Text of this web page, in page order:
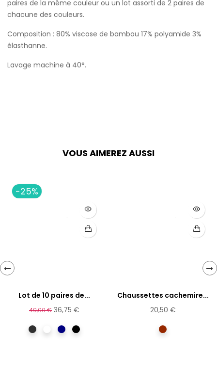
paires de la même couleur ou un lot assorti de 2 paires de
chacune des couleurs.
Composition : 80% viscose de bambou 17% polyamide 3%
élasthanne.
Lavage machine à 40°.
VOUS AIMEREZ AUSSI
-25%
Lot de 10 paires de...
49,00 € 36,75 €
anthracite
AssortiMarineNoir
Chaussettes cachemire...
20,50 €
Rouille